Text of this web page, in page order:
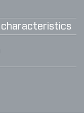
characteristics